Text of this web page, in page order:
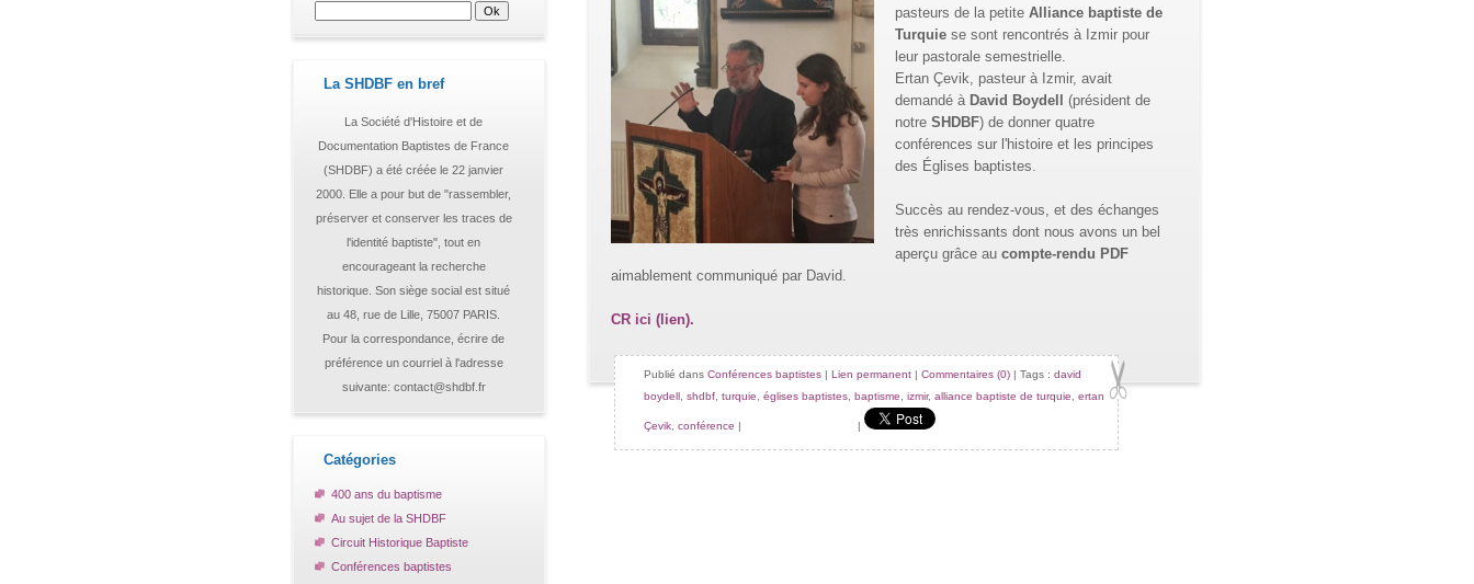
La SHDBF en bref
La Société d'Histoire et de
Documentation Baptistes de France
(SHDBF) a été créée le 22 janvier
2000. Elle a pour but de "rassembler,
préserver et conserver les traces de
l'identité baptiste", tout en
encourageant la recherche
historique. Son siège social est situé
au 48, rue de Lille, 75007 PARIS.
Pour la correspondance, écrire de
préférence un courriel à l'adresse
suivante: contact@shdbf.fr
Catégories
400 ans du baptisme
Au sujet de la SHDBF
Circuit Historique Baptiste
Conférences baptistes
pasteurs de la petite Alliance baptiste de
Turquiese sont rencontrés à Izmir pour
leur pastorale semestrielle.
Ertan Çevik, pasteur à Izmir, avait
demandé à David Boydell
(président de
notre SHDBF) de donner quatre
conférences sur l'histoire et les principes
des Églises baptistes.
Succès au rendez-vous, et des échanges
très enrichissants dont nous avons un bel
aperçu grâce au compte-rendu PDF
aimablement communiqué par David.
CR ici (lien).
Publié dans Conférences baptistes | Lien permanent | Commentaires (0) | Tags : david
boydell shdbf turquie églises baptistes baptisme izmir, alliance baptiste de turquie ertan
Çevik conférence | |